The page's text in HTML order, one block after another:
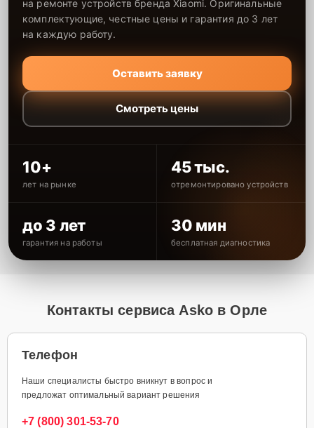
на ремонте устройств бренда Xiaomi. Оригинальные
комплектующие, честные цены и гарантия до 3 лет
на каждую работу.
Оставить заявку
Смотреть цены
10+
лет на рынке
45 тыс.
отремонтировано устройств
до 3 лет
гарантия на работы
30 мин
бесплатная диагностика
Контакты сервиса Asko в Орле
Телефон
Наши специалисты быстро вникнут в вопрос и
предложат оптимальный вариант решения
+7 (800) 301-53-70